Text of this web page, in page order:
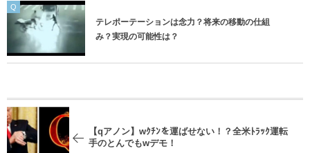
Q
テレポーテーションは念力？将来の移動の仕組
み？実現の可能性は？
【qアノン】wｸﾁﾝを運ばせない！？全米ﾄﾗｯｸ運転
手のとんでもwデモ！